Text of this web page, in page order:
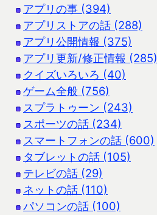
アプリの事 (394)
アプリストアの話 (288)
アプリ公開情報 (375)
アプリ更新/修正情報 (285)
クイズいろいろ (40)
ゲーム全般 (756)
スプラトゥーン (243)
スポーツの話 (234)
スマートフォンの話 (600)
タブレットの話 (105)
テレビの話 (29)
ネットの話 (110)
パソコンの話 (100)